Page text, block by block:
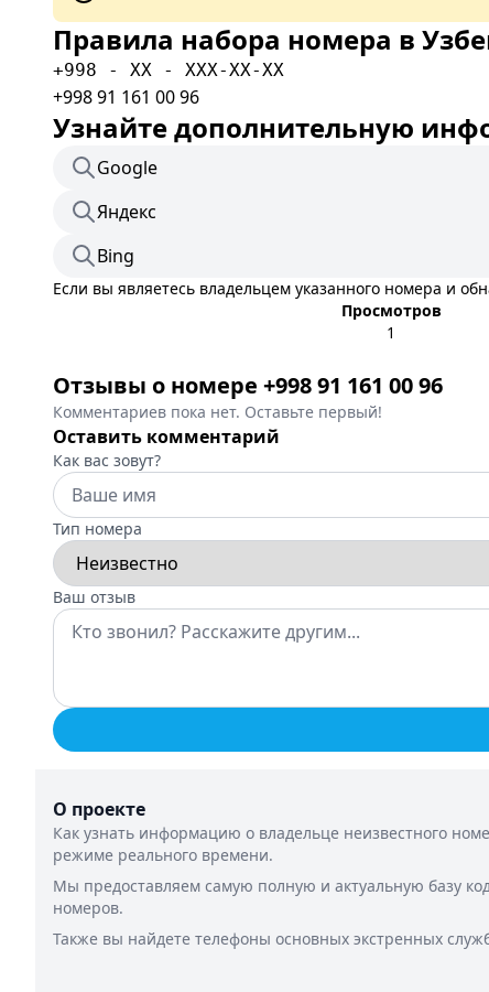
Правила набора номера в
+998 - XX - XXX-XX-XX
+998 91 161 00 96
Узнайте дополнительную
Google
Яндекс
Bing
Если вы являетесь владельцем указанного номера и
Просмотров
1
Отзывы о номере +998 91 161 00 96
Комментариев пока нет. Оставьте первый!
Оставить комментарий
Как вас зовут?
Тип номера
Ваш отзыв
О проекте
Как узнать информацию о владельце неизвестного
режиме реального времени.
Мы предоставляем самую полную и актуальную базу
номеров.
Также вы найдете телефоны основных экстренных